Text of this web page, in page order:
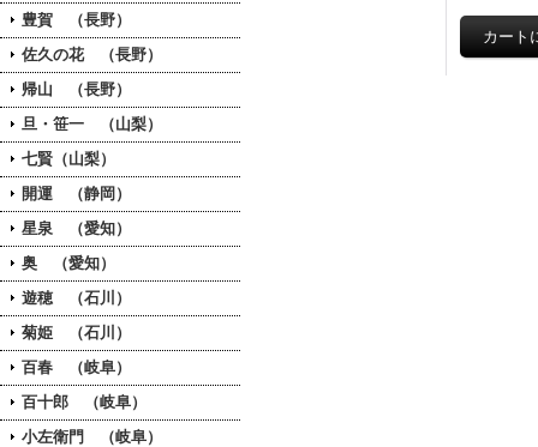
豊賀 （長野）
佐久の花 （長野）
帰山 （長野）
旦・笹一 （山梨）
七賢（山梨）
開運 （静岡）
星泉 （愛知）
奥 （愛知）
遊穂 （石川）
菊姫 （石川）
百春 （岐阜）
百十郎 （岐阜）
小左衛門 （岐阜）